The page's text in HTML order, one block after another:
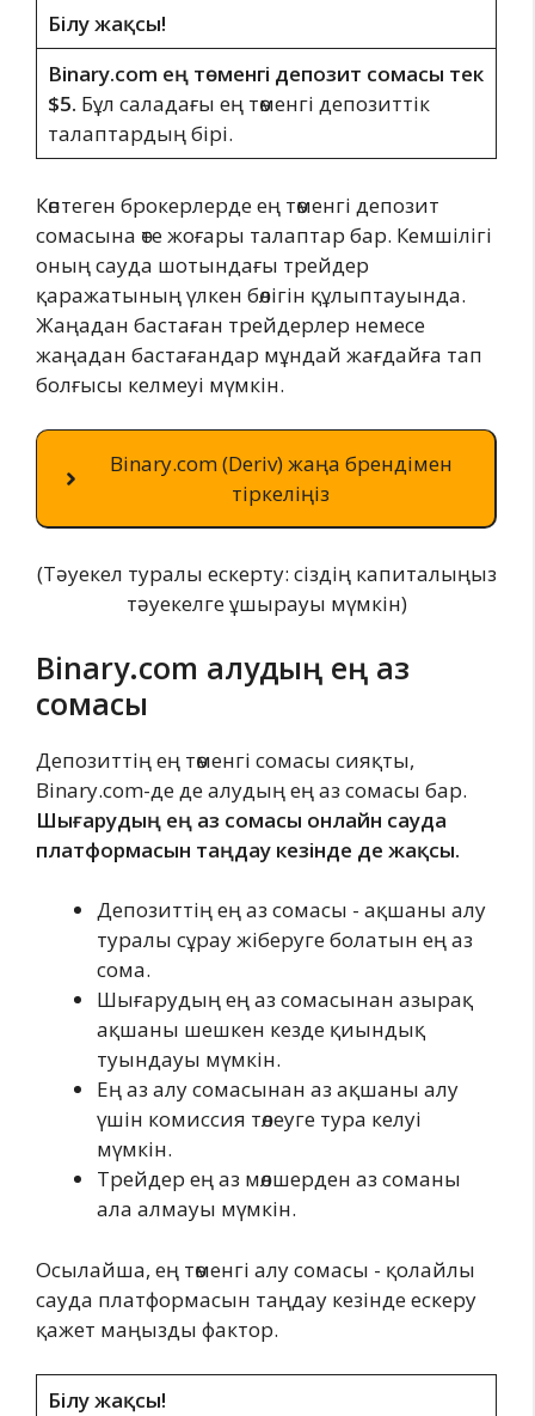
Білу жақсы!
Binary.com ең төменгі депозит сомасы тек
$5. Бұл саладағы ең төменгі депозиттік
талаптардың бірі.
Көптеген брокерлерде ең төменгі депозит
сомасына өте жоғары талаптар бар. Кемшілігі
оның сауда шотындағы трейдер
қаражатының үлкен бөлігін құлыптауында.
Жаңадан бастаған трейдерлер немесе
жаңадан бастағандар мұндай жағдайға тап
болғысы келмеуі мүмкін.
Binary.com (Deriv) жаңа брендімен
тіркеліңіз
(Тәуекел туралы ескерту: сіздің капиталыңыз
тәуекелге ұшырауы мүмкін)
Binary.com алудың ең аз
сомасы
Депозиттің ең төменгі сомасы сияқты,
Binary.com-де де алудың ең аз сомасы бар.
Шығарудың ең аз сомасы онлайн сауда
платформасын таңдау кезінде де жақсы.
Депозиттің ең аз сомасы - ақшаны алу
туралы сұрау жіберуге болатын ең аз
сома.
Шығарудың ең аз сомасынан азырақ
ақшаны шешкен кезде қиындық
туындауы мүмкін.
Ең аз алу сомасынан аз ақшаны алу
үшін комиссия төлеуге тура келуі
мүмкін.
Трейдер ең аз мөлшерден аз соманы
ала алмауы мүмкін.
Осылайша, ең төменгі алу сомасы - қолайлы
сауда платформасын таңдау кезінде ескеру
қажет маңызды фактор.
Білу жақсы!